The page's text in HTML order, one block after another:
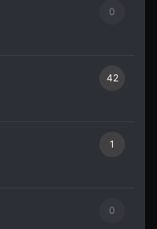
0
42
1
0